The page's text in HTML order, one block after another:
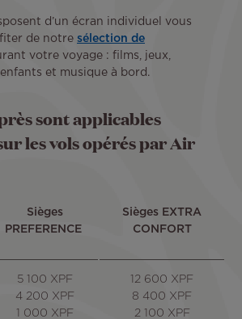
d’un écran individuel vous
de notre sélection de
votre voyage : films, jeux,
et musique à bord.
sont applicables
les vols opérés par Air
Sièges
PREFERENCE
Sièges EXTRA
CONFORT
5 100 XPF
4 200 XPF
1 000 XPF
12 600 XPF
8 400 XPF
2 100 XPF